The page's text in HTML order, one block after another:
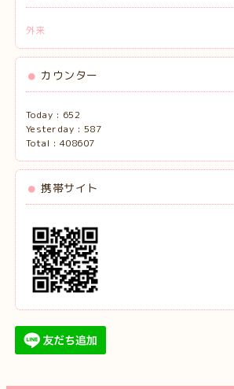
外来
カウンター
Today : 652
Yesterday : 587
Total : 408607
携帯サイト